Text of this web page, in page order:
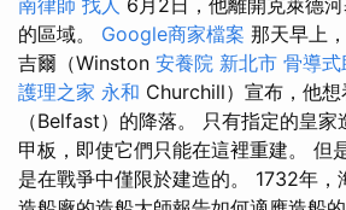
南律師 找人 6月2日，他離開克萊德
的區域。 Google商家檔案 那天早上
吉爾（Winston 安養院 新北市 骨導式
護理之家 永和 Churchill）宣布，他
（Belfast）的降落。 只有指定的皇
甲板，即使它們只能在這裡重建。 但
是在戰爭中僅限於建造的。 1732年，